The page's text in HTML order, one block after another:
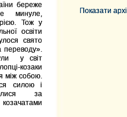
Показати
береже
минуле,
Тож у
освіти
свято
переводу».
у світ
козаки
між собою.
силою і
за